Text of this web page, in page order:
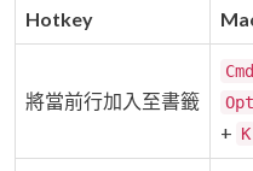
Hotkey
將當前行加入至書籤
Cmd
+ K